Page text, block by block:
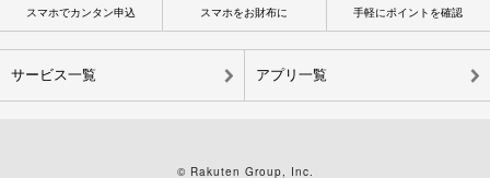
スマホでカンタン申込 スマホをお財布に 手軽にポイントを確認
サービス一覧 アプリ一覧
© Rakuten Group, Inc.